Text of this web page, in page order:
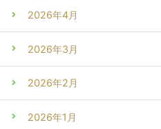
2026年4月
2026年3月
2026年2月
2026年1月